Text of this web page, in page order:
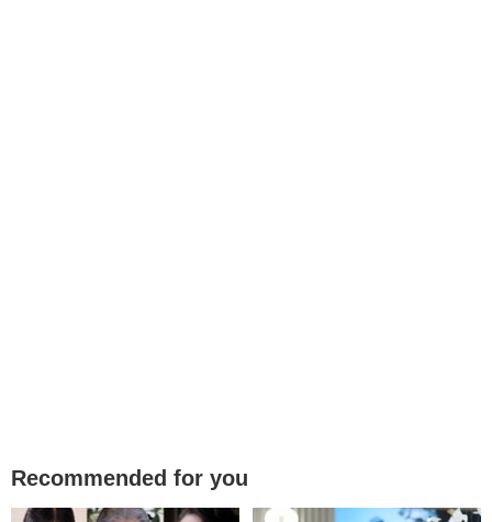
Recommended for you